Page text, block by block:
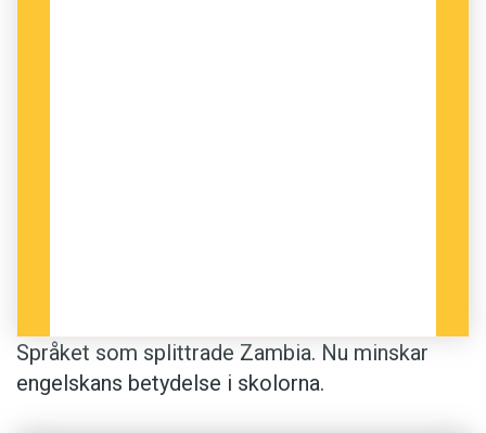
Språket som splittrade Zambia. Nu minskar
engelskans betydelse i skolorna.